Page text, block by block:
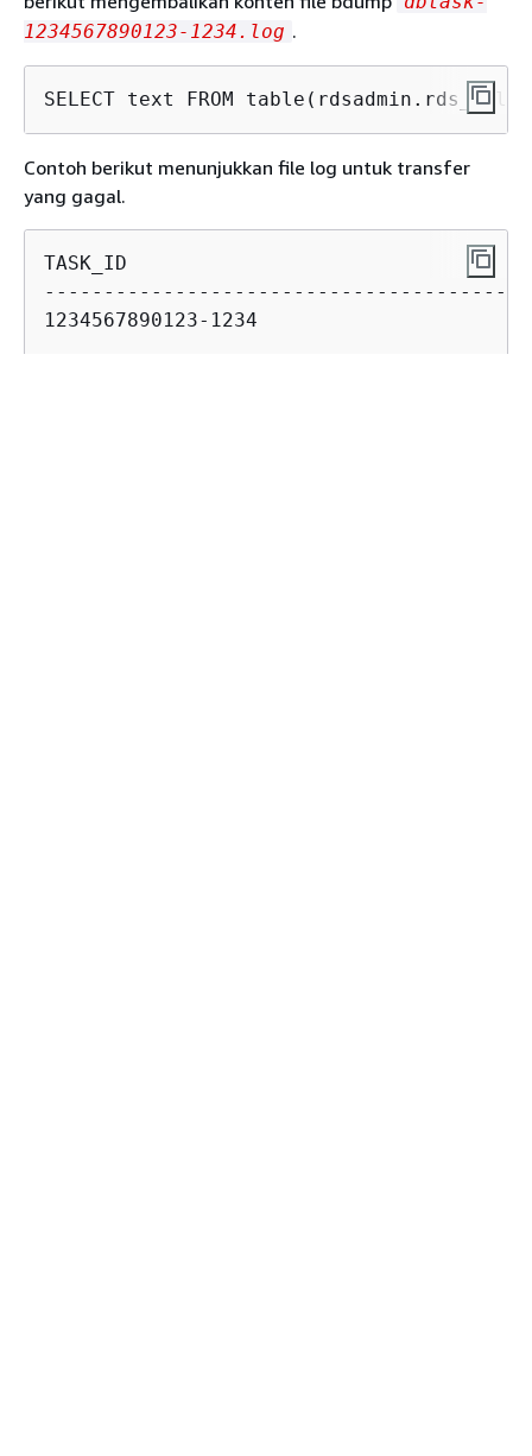
1234567890123-1234.log .
SELECT text FROM
Contoh berikut menunjukkan file log untuk transfer
yang gagal.
1234567890123-1234